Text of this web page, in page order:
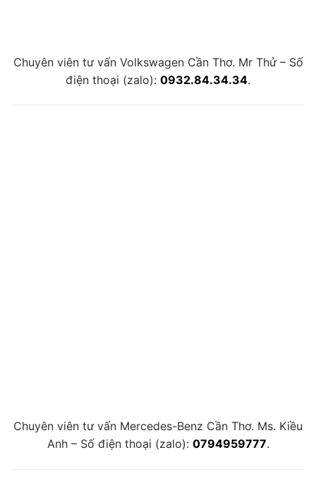
Chuyên viên tư vấn Volkswagen Cần Thơ. Mr Thử – Số
điện thoại (zalo): 0932.84.34.34.
Chuyên viên tư vấn Mercedes-Benz Cần Thơ. Ms. Kiều
Anh – Số điện thoại (zalo): 0794959777.